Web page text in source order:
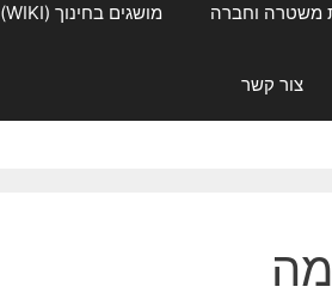
משטרה וחברה מושגים בחינוך (WIKI)
צור קשר